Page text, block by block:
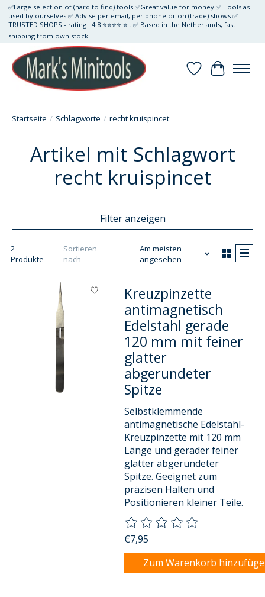
✅Large selection of (hard to find) tools ✅Great value for money ✅ Tools as
used by ourselves ✅ Advise per email, per phone or on (trade) shows ✅
TRUSTED SHOPS - rating : 4.8 ⭐⭐⭐⭐ ⭐ . ✅ Based in the Netherlands, fast
shipping from own stock
Wunschzettel
Ihr
Startseite / Schlagworte / recht kruispincet
Artikel mit Schlagwort
recht kruispincet
Filter anzeigen
2
Produkte
Sortieren
nach
Am meisten
angesehen
Kreuzpinzette
antimagnetisch
Edelstahl gerade
120 mm mit feiner
glatter
abgerundeter
Spitze
Selbstklemmende
antimagnetische Edelstahl-
Kreuzpinzette mit 120 mm
Länge und gerader feiner
glatter abgerundeter
Spitze. Geeignet zum
präzisen Halten und
Positionieren kleiner Teile.
Die Bewertung dieses
€7,95
Zum Warenkorb